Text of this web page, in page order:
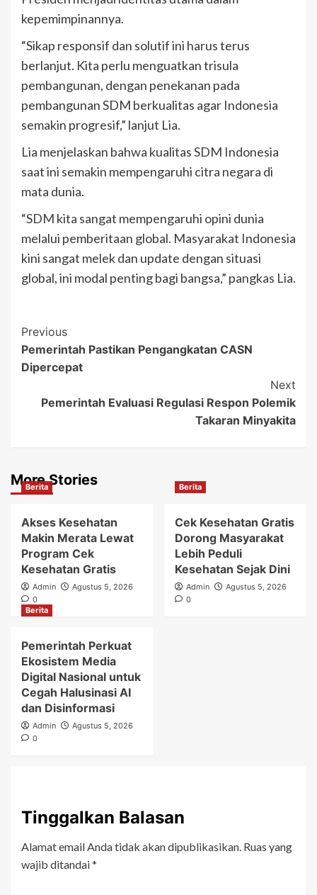
kepemimpinannya.
“Sikap responsif dan solutif ini harus terus
berlanjut. Kita perlu menguatkan trisula
pembangunan, dengan penekanan pada
pembangunan SDM berkualitas agar Indonesia
semakin progresif,” lanjut Lia.
Lia menjelaskan bahwa kualitas SDM Indonesia
saat ini semakin mempengaruhi citra negara di
mata dunia.
“SDM kita sangat mempengaruhi opini dunia
melalui pemberitaan global. Masyarakat Indonesia
kini sangat melek dan update dengan situasi
global, ini modal penting bagi bangsa,” pangkas Lia.
Post
Navigation
Previous
Pemerintah Pastikan Pengangkatan CASN
Dipercepat
Next
Pemerintah Evaluasi Regulasi Respon Polemik
Takaran Minyakita
More Stories
Berita
Akses Kesehatan
Makin Merata Lewat
Program Cek
Kesehatan Gratis
Admin
Agustus 5, 2026
0
Berita
Cek Kesehatan Gratis
Dorong Masyarakat
Lebih Peduli
Kesehatan Sejak Dini
Admin
Agustus 5, 2026
0
Berita
Pemerintah Perkuat
Ekosistem Media
Digital Nasional untuk
Cegah Halusinasi AI
dan Disinformasi
Admin
Agustus 5, 2026
0
Tinggalkan Balasan
Alamat email Anda tidak akan dipublikasikan. Ruas yang
wajib ditandai*